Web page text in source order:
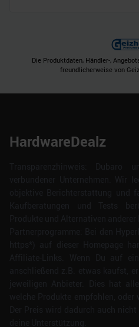
Die Produktdaten, Händler-,
freundlicherweise von
HardwareDealz